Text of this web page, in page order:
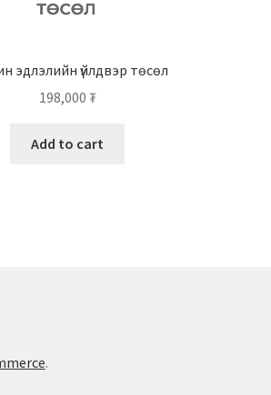
эдлэлийн үйлдвэр төсөл
198,000 ₮
Add to cart
.